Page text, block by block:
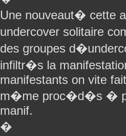
Une nouveaut� cette
undercover solitaire
des groupes
infiltr�s la
manifestants on vite
m�me proc�d�s �
manif.
�